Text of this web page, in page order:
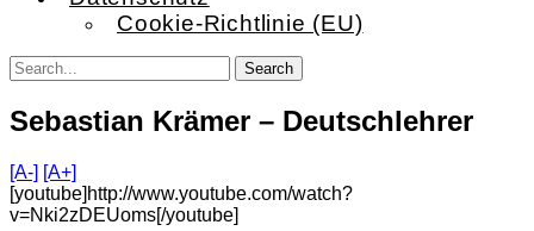
Cookie-Richtlinie (EU)
Sebastian Krämer – Deutschlehrer
[A-] [A+]
[youtube]http://www.youtube.com/watch?
v=Nki2zDEUoms[/youtube]